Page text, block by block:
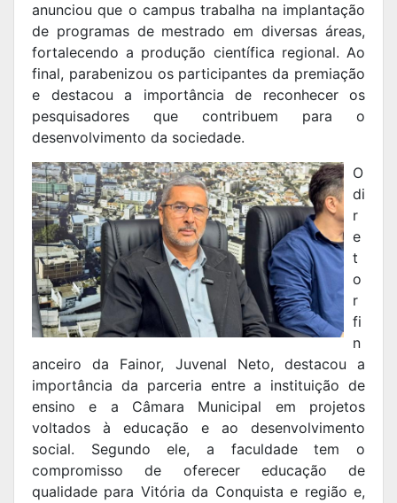
anunciou que o campus trabalha na implantação
de programas de mestrado em diversas áreas,
fortalecendo a produção científica regional. Ao
final, parabenizou os participantes da premiação
e destacou a importância de reconhecer os
pesquisadores que contribuem para o
desenvolvimento da sociedade.
O
di
r
e
t
o
r
fi
n
anceiro da Fainor, Juvenal Neto, destacou a
importância da parceria entre a instituição de
ensino e a Câmara Municipal em projetos
voltados à educação e ao desenvolvimento
social. Segundo ele, a faculdade tem o
compromisso de oferecer educação de
qualidade para Vitória da Conquista e região e,